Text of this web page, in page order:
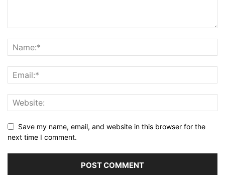
Save my name, email, and website in this browser for the
next time I comment.